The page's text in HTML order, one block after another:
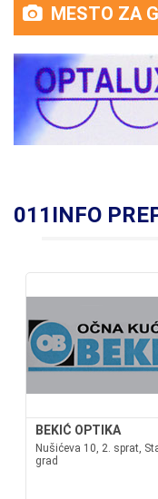
MESTO ZA
011INFO
BEKIĆ OPTIKA
Nušićeva 10, 2. sprat,
grad